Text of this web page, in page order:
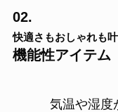
02.
快適さもおしゃれも
機能性アイテム
気温や湿度